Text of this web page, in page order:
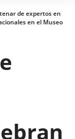
de expertos en
en el Museo